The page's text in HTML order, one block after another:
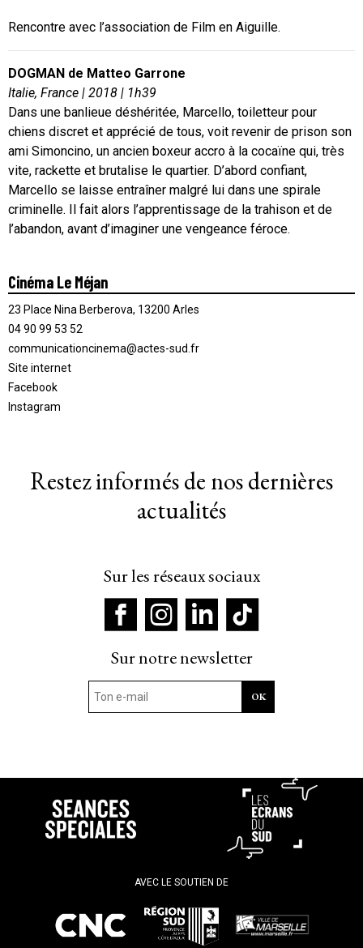
Rencontre avec l’association de Film en Aiguille.
DOGMAN de Matteo Garrone
Italie, France | 2018 | 1h39
Dans une banlieue déshéritée, Marcello, toiletteur pour
chiens discret et apprécié de tous, voit revenir de prison son
ami Simoncino, un ancien boxeur accro à la cocaïne qui, très
vite, rackette et brutalise le quartier. D’abord confiant,
Marcello se laisse entraîner malgré lui dans une spirale
criminelle. Il fait alors l’apprentissage de la trahison et de
l’abandon, avant d’imaginer une vengeance féroce.
Cinéma Le Méjan
23 Place Nina Berberova, 13200 Arles
04 90 99 53 52
communicationcinema@actes-sud.fr
Site internet
Facebook
Instagram
Restez informés de nos dernières
actualités
Sur les réseaux sociaux
Sur notre newsletter
AVEC LE SOUTIEN DE